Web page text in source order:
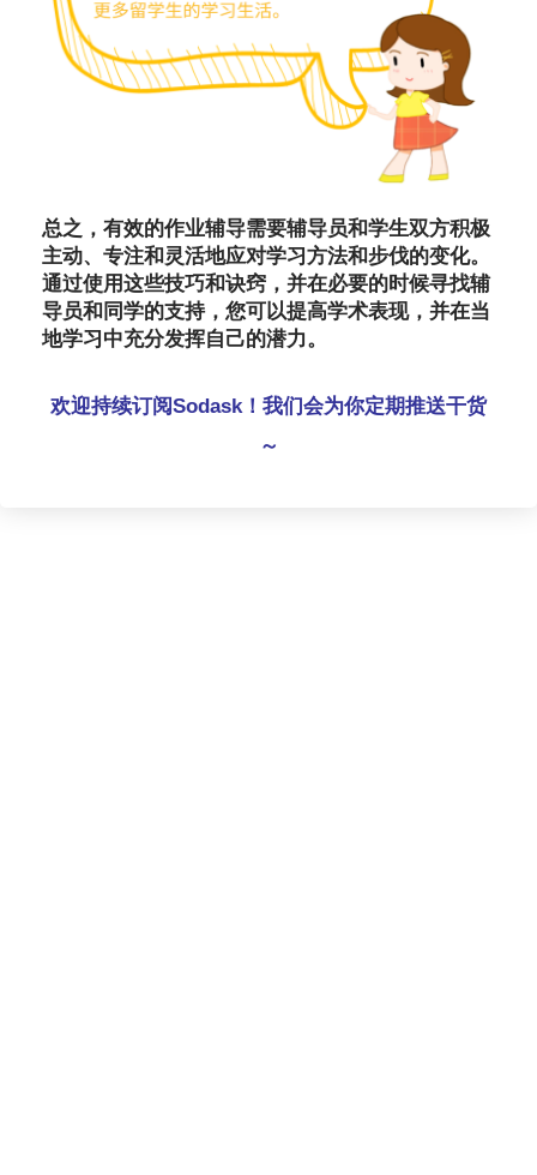
总之，有效的作业辅导需要辅导员和学生双方积极
主动、专注和灵活地应对学习方法和步伐的变化。
通过使用这些技巧和诀窍，并在必要的时候寻找辅
导员和同学的支持，您可以提高学术表现，并在当
地学习中充分发挥自己的潜力。
欢迎持续订阅Sodask！我们会为你定期推送干货
～